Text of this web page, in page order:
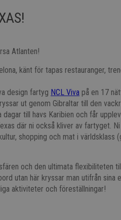
Atlanten!
känt för tapas restauranger,
design fartyg NCL Viva på en 17
ut genom Gibraltar till den
till havs Karibien och får
där ni också kliver av fartyget.
shopping och mat i världsklass
och den ultimata flexibiliteten
utan här kryssar man utifrån sina
aktiviteter och föreställningar!